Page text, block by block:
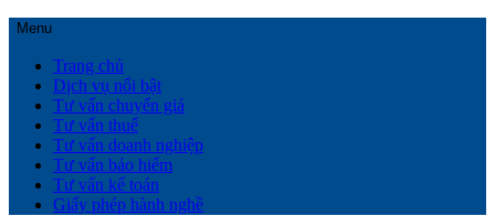
Menu
Trang chủ
Dịch vụ nổi bật
Tư vấn chuyển giá
Tư vấn thuế
Tư vấn doanh nghiệp
Tư vấn bảo hiểm
Tư vấn kế toán
Giấy phép hành nghề